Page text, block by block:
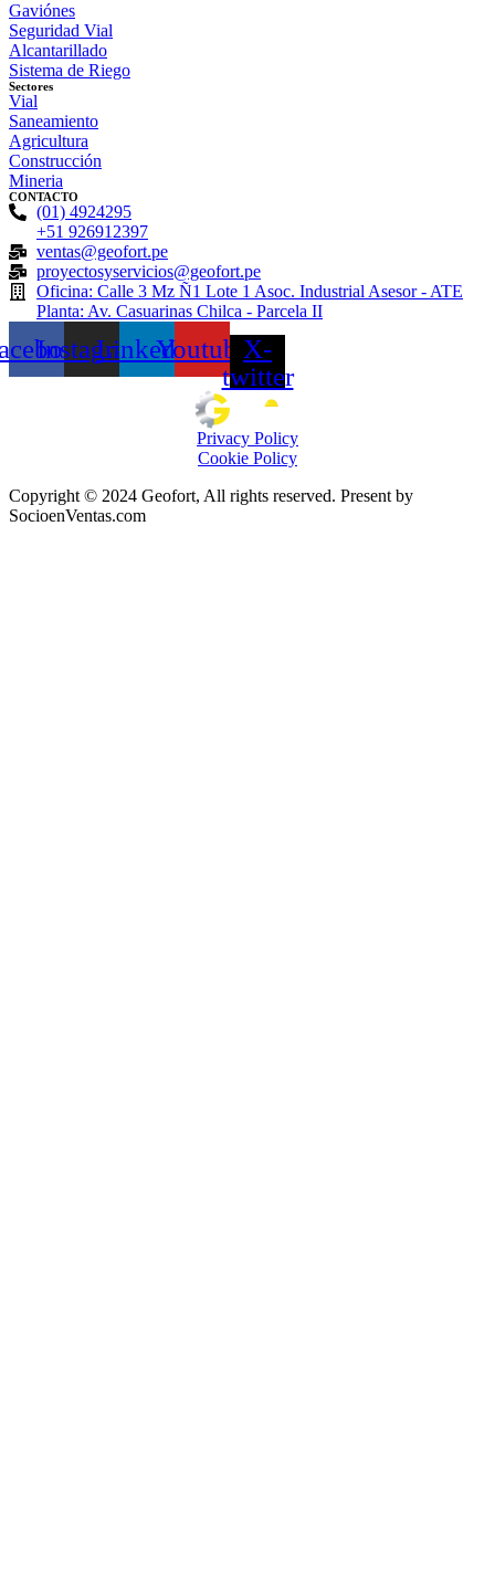
Gaviónes
Seguridad Vial
Alcantarillado
Sistema de Riego
Sectores
Vial
Saneamiento
Agricultura
Construcción
Mineria
CONTACTO
(01) 4924295
+51 926912397
ventas@geofort.pe
proyectosyservicios@geofort.pe
Oficina: Calle 3 Mz Ñ1 Lote 1 Asoc. Industrial Asesor - ATE
Planta: Av. Casuarinas Chilca - Parcela II
InstagramLinkedinYoutubeX-
twitter
Privacy Policy
Cookie Policy
Copyright © 2024 Geofort, All rights reserved. Present by
SocioenVentas.com